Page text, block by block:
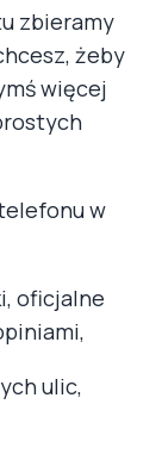
zbieramy
żeby
więcej
w
oficjalne
ulic,